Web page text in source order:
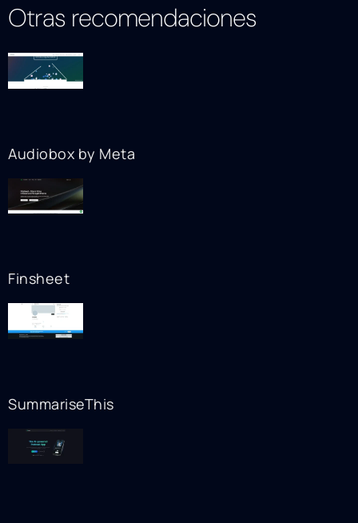
Otras recomendaciones
Audiobox by Meta
Finsheet
SummariseThis